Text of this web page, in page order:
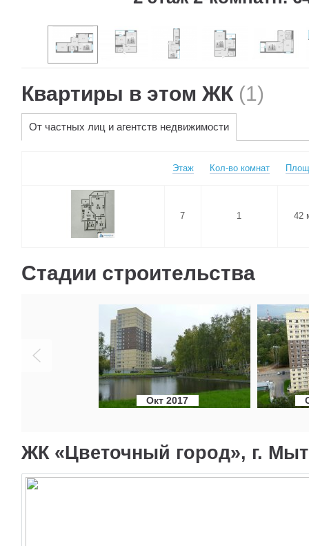
Квартиры в этом ЖК (1)
От частных лиц и агентств недвижимости
Этаж Кол-во комнат
7 1 42
Стадии строительства
Окт 2017
ЖК «Цветочный город», г.